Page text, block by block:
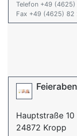
Telefon +49
Fax +49 (4625) 82
Hauptstraße 10
24872 Kropp